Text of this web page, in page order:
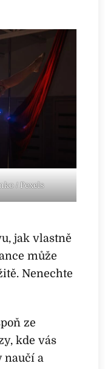
/ Pexels
jak vlastně
může
Nenechte
ze
kde vás
naučí a